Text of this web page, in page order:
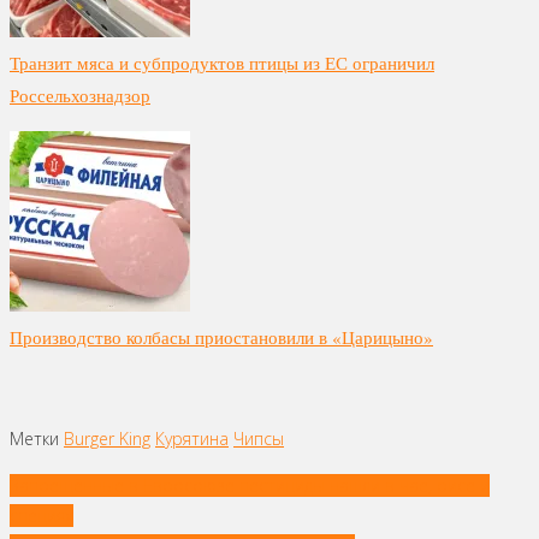
Транзит мяса и субпродуктов птицы из ЕС ограничил
Россельхознадзор
Производство колбасы приостановили в «Царицыно»
Метки Burger King Курятина Чипсы